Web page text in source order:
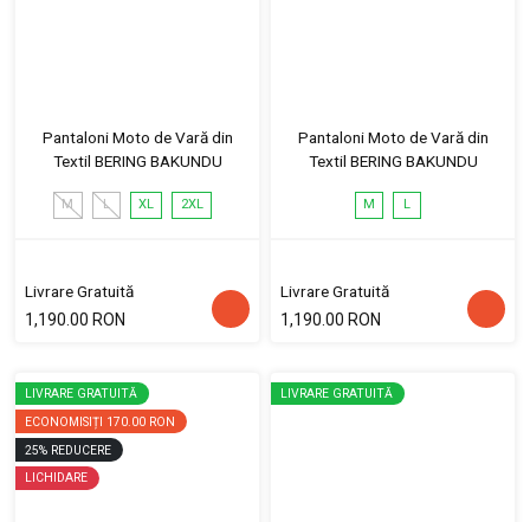
Pantaloni Moto de Vară din
Textil BERING BAKUNDU
M L XL 2XL
Livrare Gratuită
1,190.00 RON
Pantaloni Moto de Vară din
Textil BERING BAKUNDU
M L
Livrare Gratuită
1,190.00 RON
LIVRARE GRATUITĂ
ECONOMISIȚI 170.00 RON
25% REDUCERE
LICHIDARE
LIVRARE GRATUITĂ